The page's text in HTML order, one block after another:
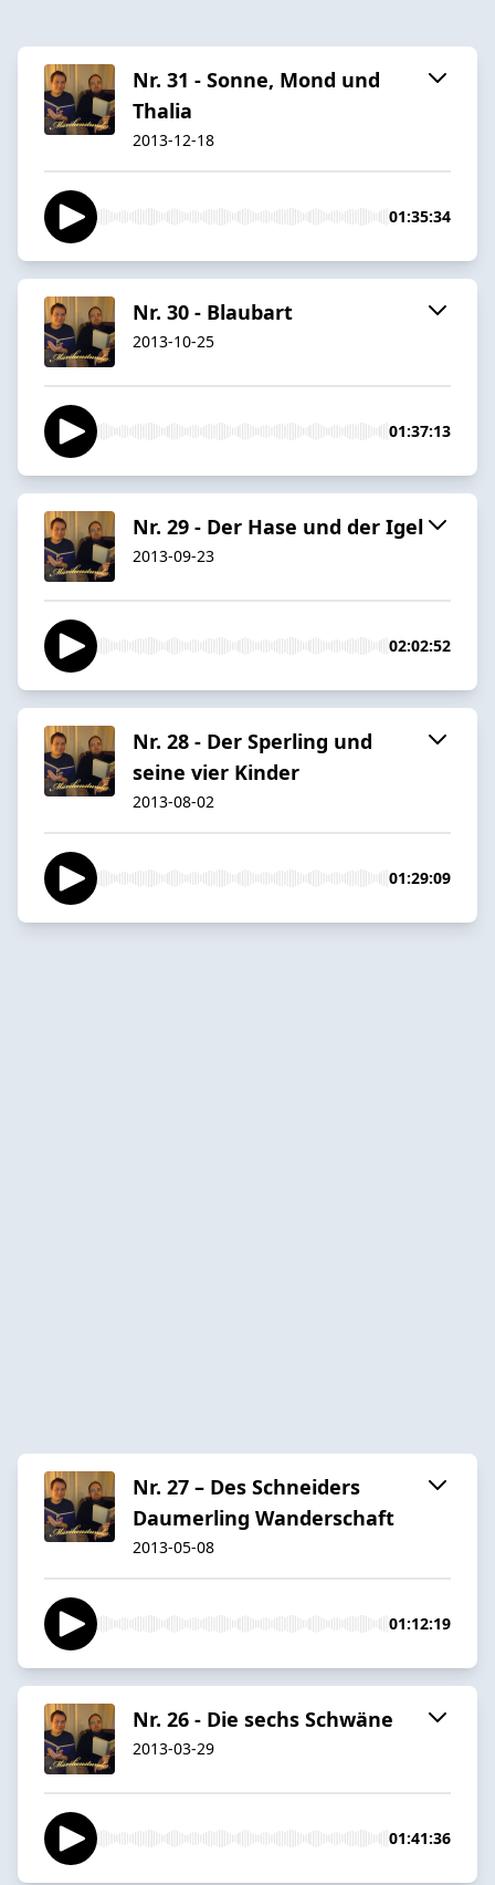
Nr. 31 - Sonne, Mond und
Thalia
2013-12-18
01:35:34
Nr. 30 - Blaubart
2013-10-25
01:37:13
Nr. 29 - Der Hase und der Igel
2013-09-23
02:02:52
Nr. 28 - Der Sperling und
seine vier Kinder
2013-08-02
01:29:09
Nr. 27 – Des Schneiders
Daumerling Wanderschaft
2013-05-08
01:12:19
Nr. 26 - Die sechs Schwäne
2013-03-29
01:41:36